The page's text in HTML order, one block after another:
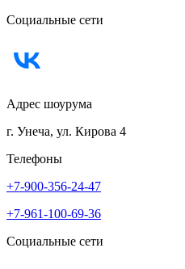
Социальные сети
Адрес шоурума
г. Унеча, ул. Кирова 4
Телефоны
+7-900-356-24-47
+7-961-100-69-36
Социальные сети